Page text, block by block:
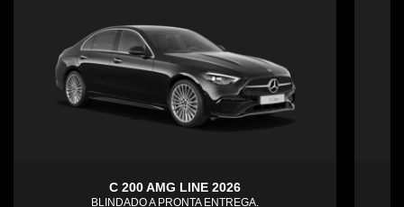
C 200 AMG LINE 2026
BLINDADO A PRONTA ENTREGA.